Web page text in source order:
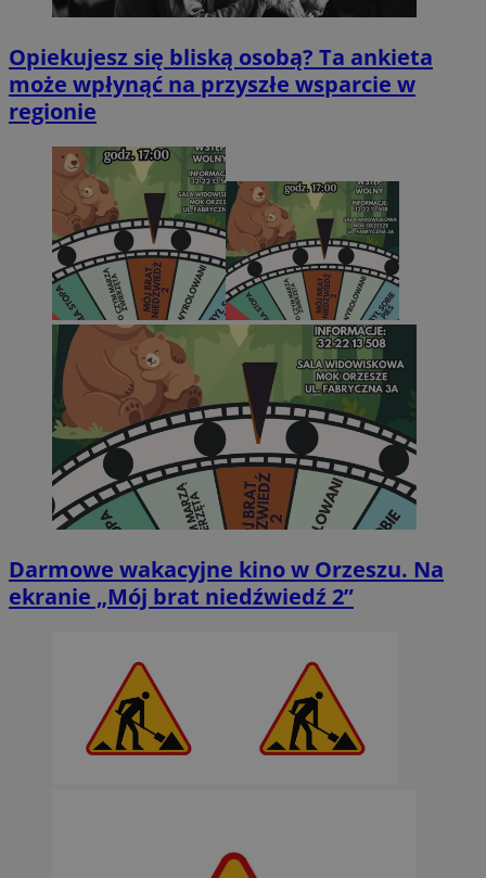
Opiekujesz się bliską osobą? Ta ankieta
może wpłynąć na przyszłe wsparcie w
regionie
Darmowe wakacyjne kino w Orzeszu. Na
ekranie „Mój brat niedźwiedź 2”